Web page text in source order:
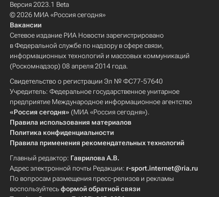
Версия 2023.1 Beta
© 2026 МИА «Россия сегодня»
Вакансии
Сетевое издание РИА Новости зарегистрировано
в Федеральной службе по надзору в сфере связи,
информационных технологий и массовых коммуникаций
(Роскомнадзор) 08 апреля 2014 года.
Свидетельство о регистрации Эл № ФС77-57640
Учредитель: Федеральное государственное унитарное
предприятие Международное информационное агентство
«Россия сегодня» (МИА «Россия сегодня»).
Правила использования материалов
Политика конфиденциальности
Правила применения рекомендательных технологий
Главный редактор: Гаврилова А.В.
Адрес электронной почты Редакции: r-sport.internet@ria.ru
По вопросам размещения пресс-релизов и рекламы
воспользуйтесьформой обратной связи